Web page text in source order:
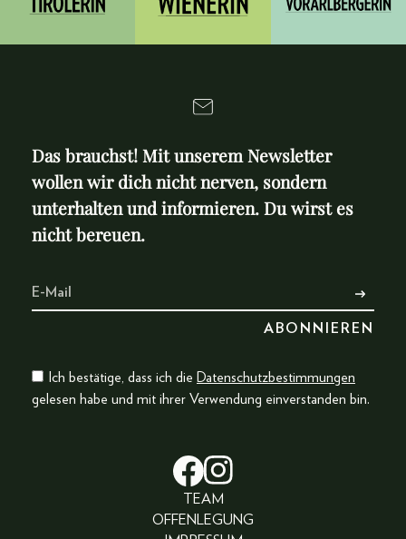
Das brauchst! Mit unserem Newsletter
wollen wir dich nicht nerven, sondern
unterhalten und informieren. Du wirst es
nicht bereuen.
Ich bestätige, dass ich die Datenschutzbestimmungen
gelesen habe und mit ihrer Verwendung einverstanden bin.
TEAM
OFFENLEGUNG